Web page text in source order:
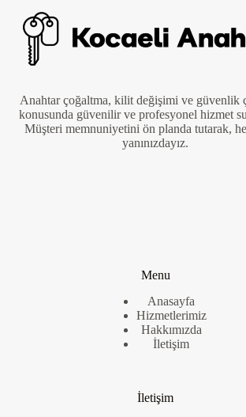
Anahtar çoğaltma, kilit değişimi ve güvenlik
konusunda güvenilir ve profesyonel hizmet
Müşteri memnuniyetini ön planda tutarak,
yanınızdayız.
Menu
Anasayfa
Hizmetlerimiz
Hakkımızda
İletişim
İletişim